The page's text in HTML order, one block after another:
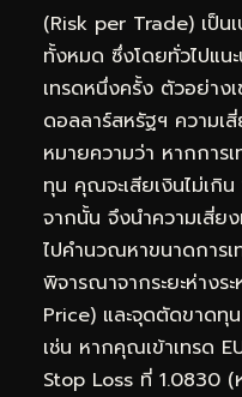
(Risk per Trade) เป็น
ทั้งหมด ซึ่งโดยทั่วไปแน
เทรดหนึ่งครั้ง ตัวอย่า
ดอลลาร์สหรัฐฯ ความเ
หมายความว่า หากกา
ทุน คุณจะเสียเงินไม่เกิ
จากนั้น จึงนำความเสี่ย
ไปคำนวณหาขนาดการเ
พิจารณาจากระยะห่างร
Price) และจุดตัดขาดทุ
เช่น หากคุณเข้าเทรด
Stop Loss ที่ 1.0830